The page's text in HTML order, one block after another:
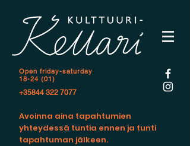
Open friday-saturday
18-24 (01)
+35844 322 7077
Avoinna aina tapahtumien
yhteydessä tuntia ennen ja tunti
tapahtuman jälkeen.